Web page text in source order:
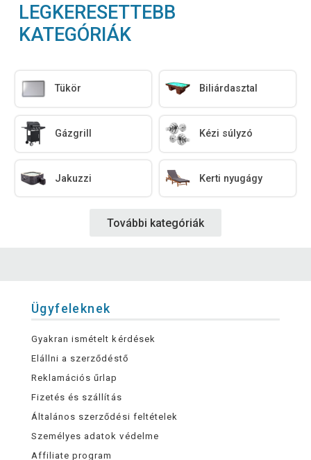
LEGKERESETTEBB
KATEGÓRIÁK
Tükör Biliárdasztal
Gázgrill Kézi súlyzó
Jakuzzi Kerti nyugágy
További kategóriák
Ügyfeleknek
Gyakran ismételt kérdések
Elállni a szerződéstő
Reklamációs űrlap
Fizetés és szállítás
Általános szerződési feltételek
Személyes adatok védelme
Affiliate program